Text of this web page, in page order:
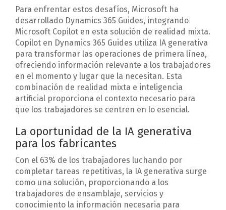
Para enfrentar estos desafíos, Microsoft ha
desarrollado Dynamics 365 Guides, integrando
Microsoft Copilot en esta solución de realidad mixta.
Copilot en Dynamics 365 Guides utiliza IA generativa
para transformar las operaciones de primera línea,
ofreciendo información relevante a los trabajadores
en el momento y lugar que la necesitan. Esta
combinación de realidad mixta e inteligencia
artificial proporciona el contexto necesario para
que los trabajadores se centren en lo esencial.
La oportunidad de la IA generativa
para los fabricantes
Con el 63% de los trabajadores luchando por
completar tareas repetitivas, la IA generativa surge
como una solución, proporcionando a los
trabajadores de ensamblaje, servicios y
conocimiento la información necesaria para